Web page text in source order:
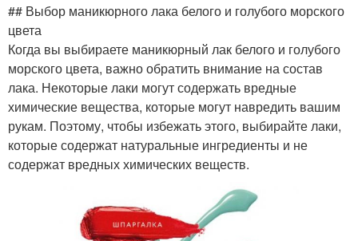
## Выбор маникюрного лака белого и голубого морского
цвета
Когда вы выбираете маникюрный лак белого и голубого
морского цвета, важно обратить внимание на состав
лака. Некоторые лаки могут содержать вредные
химические вещества, которые могут навредить вашим
рукам. Поэтому, чтобы избежать этого, выбирайте лаки,
которые содержат натуральные ингредиенты и не
содержат вредных химических веществ.